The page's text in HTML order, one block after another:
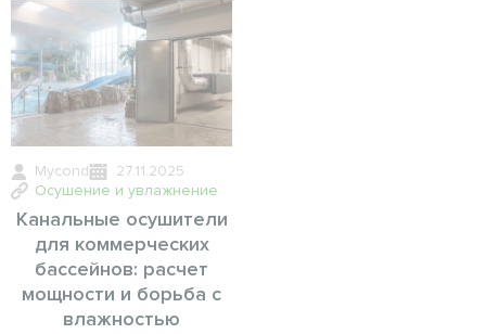
Mycond
27.11.2025
Осушение и увлажнение
Канальные осушители
для коммерческих
бассейнов: расчет
мощности и борьба с
влажностью